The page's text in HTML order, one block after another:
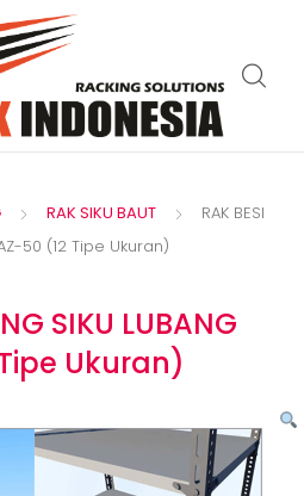
RAK SIKU BAUT
RAK BESI
50 (12 Tipe Ukuran)
SIKU LUBANG
Ukuran)